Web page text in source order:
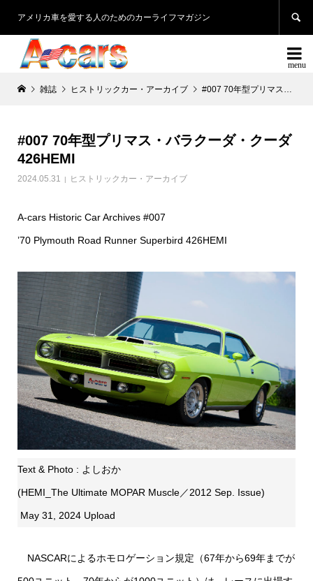
アメリカ車を愛する人のためのカーライフマガジン 

雑誌 ヒストリックカー・アーカイブ #007 70年型プリマス・バラクーダ・クーダ 426HEMI
#007 70年型プリマス・バラクーダ・クーダ
426HEMI
2024.05.31 ヒストリックカー・アーカイブ
A-cars Historic Car Archives #007
’70 Plymouth Road Runner Superbird 426HEMI
Text & Photo : よしおか
(HEMI_The Ultimate MOPAR Muscle／2012 Sep. Issue)
May 31, 2024 Upload
NASCARによるホモロゲーション規定（67年から69年までが